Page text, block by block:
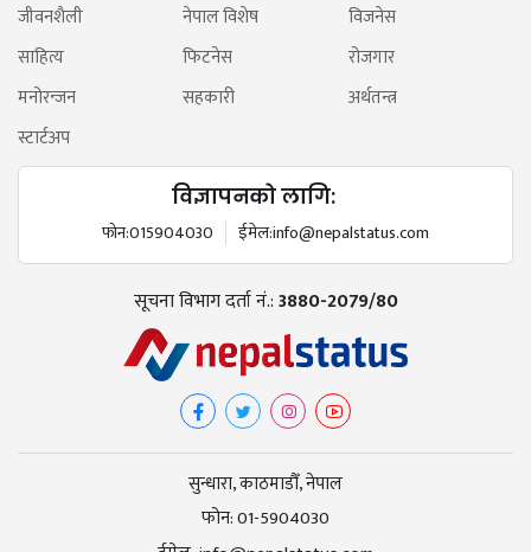
जीवनशैली नेपाल विशेष
विजनेस
साहित्य
फिटनेस
रोजगार
मनोरन्जन
सहकारी
अर्थतन्त्र
स्टार्टअप
विज्ञापनको लागि:
फोन:015904030 ईमेल:info@nepalstatus.com
सूचना विभाग दर्ता नं.:3880-2079/80
सुन्धारा, काठमाडौँ, नेपाल
फोन:01-5904030